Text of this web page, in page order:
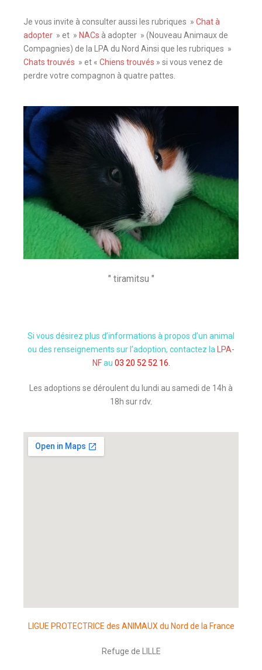
Je vous invite à consulter aussi les rubriques » Chat à
adopter » et » NACs à adopter » (Nouveau Animaux de
Compagnies) de la LPA du Nord Ainsi que les rubriques »
Chats trouvés » et « Chiens trouvés » si vous venez de
perdre votre compagnon à quatre pattes.
" tiramitsu "
Si vous désirez plus d’informations à propos d’un animal
ou des renseignements sur l’adoption, contactez la LPA-
NFau 03 20 52 52 16.
Les adoptions se déroulent du lundi au samedi de 14h à
18h sur rdv.
LIGUE PROTECTRICE des ANIMAUX du Nord de la France
Refuge de LILLE